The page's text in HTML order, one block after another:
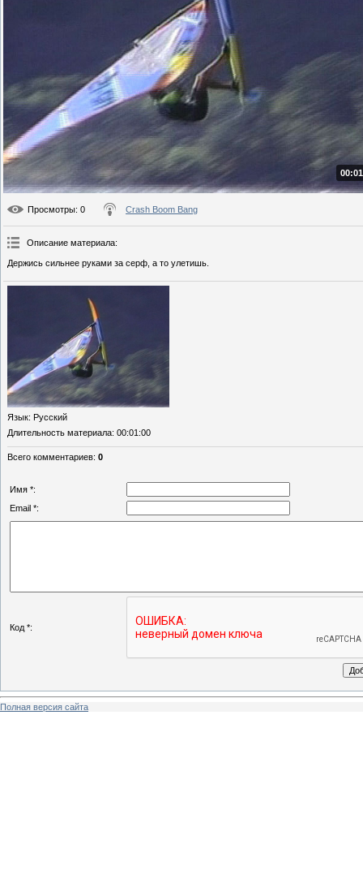
Просмотры: 0 Crash Boom Bang
Описание материала:
Держись сильнее руками за серф, а то улетишь.
Язык: Русский
Длительность материала: 00:01:00
Всего комментариев: 0
Имя *:
Email *:
Код *:
Полная версия сайта